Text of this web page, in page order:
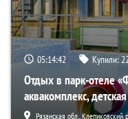
05:14:40 Купили:
Отдых в парк-отеле
аквакомплекс,
Рязанская обл., Клепиковский